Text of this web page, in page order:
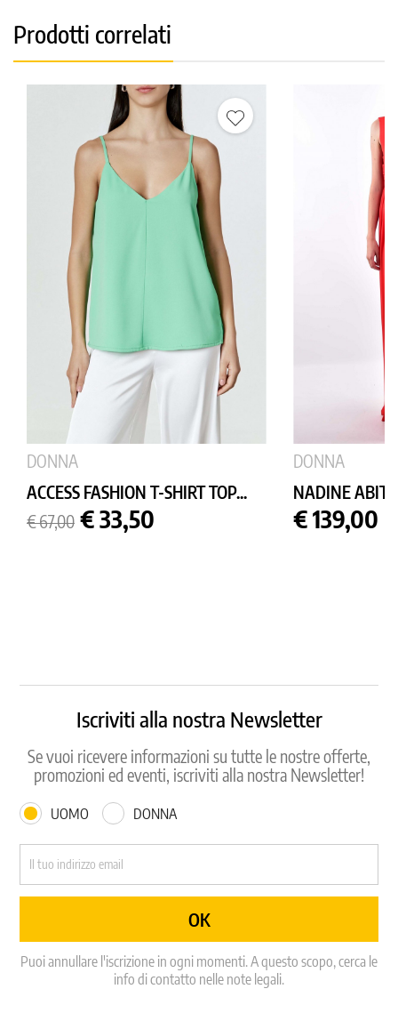
Prodotti correlati
DONNA
ACCESS FASHION T-SHIRT TOP...
Prezzo
base
€ 67,00 Prezzo
€ 33,50
DONNA
NADINE
Prezzo
€ 139,00
Iscriviti alla nostra Newsletter
Se vuoi ricevere informazioni su tutte le nostre offerte,
promozioni ed eventi, iscriviti alla nostra Newsletter!
UOMO DONNA
Puoi annullare l'iscrizione in ogni momenti. A questo scopo, cerca le
info di contatto nelle note legali.